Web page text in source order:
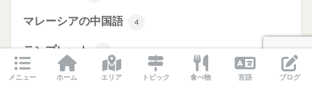
マレーシアの中国語 4
テンプレート 1
メニュー ホーム エリア トピック 食べ物 言語 ブログ